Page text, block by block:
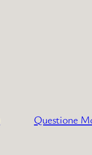
Questione